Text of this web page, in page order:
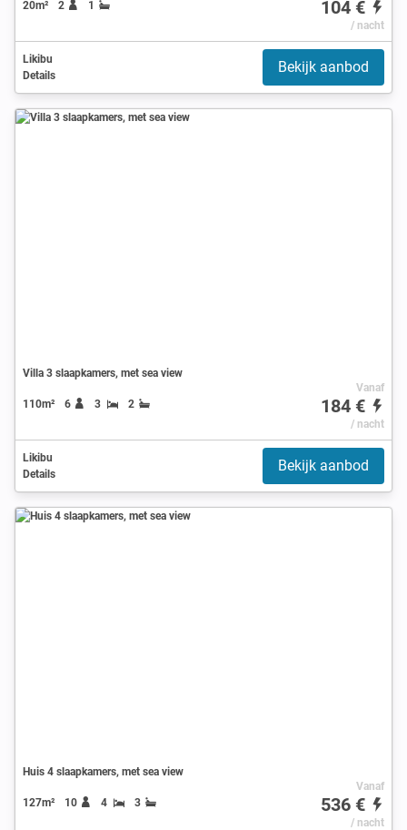
20m² 2 1 104 €
/ nacht
Likibu
Details
Bekijk aanbod
Villa 3 slaapkamers, met sea view
110m² 6 3 2
Vanaf
184 €
/ nacht
Likibu
Details
Bekijk aanbod
Huis 4 slaapkamers, met sea view
127m² 10 4 3
Vanaf
536 €
/ nacht